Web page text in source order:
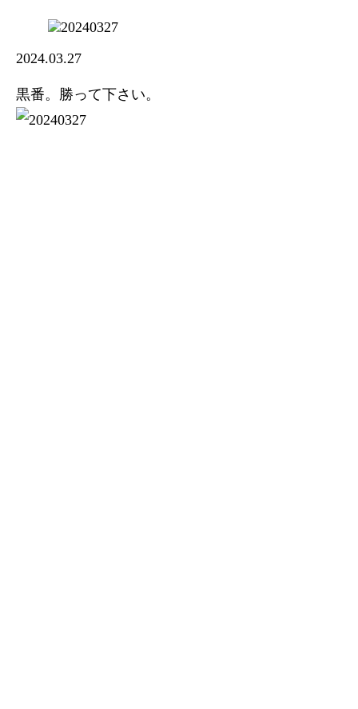
2024.03.27
黒番。勝って下さい。